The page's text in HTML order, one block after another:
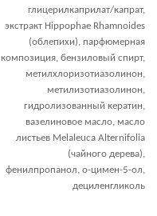
глицерилкаприлат/капрат,
экстракт Hippophae Rhamnoides
(облепихи), парфюмерная
композиция, бензиловый спирт,
метилхлоризотиазолинон,
метилизотиазолинон,
гидролизованный кератин,
вазелиновое масло, масло
листьев Melaleuca Alternifolia
(чайного дерева),
фенилпропанол, о-цимен-5-ол,
дециленгликоль